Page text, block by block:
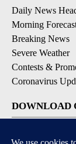
Daily News
Morning
Breaking News
Severe Weather
Contests &
Coronavirus
DOWNLOAD